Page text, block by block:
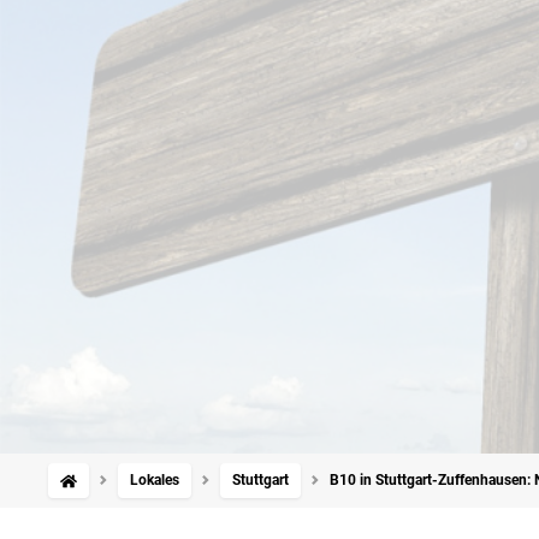
Lokales Stuttgart B10 in Stuttgart-Zuffenhausen: